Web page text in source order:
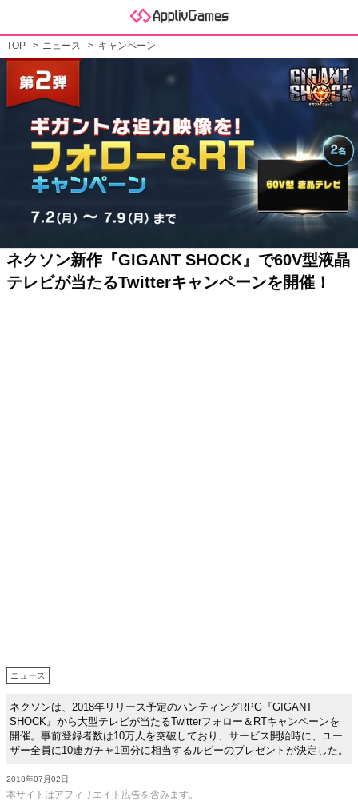
TOP ニュース キャンペーン
ネクソン新作『GIGANT SHOCK』で60V型液晶
テレビが当たるTwitterキャンペーンを開催！
ニュース
ネクソンは、2018年リリース予定のハンティングRPG『GIGANT
SHOCK』から大型テレビが当たるTwitterフォロー＆RTキャンペーンを
開催。事前登録者数は10万人を突破しており、サービス開始時に、ユー
ザー全員に10連ガチャ1回分に相当するルビーのプレゼントが決定した。
2018年07月02日
本サイトはアフィリエイト広告を含みます。